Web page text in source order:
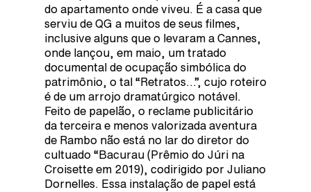
do apartamento onde viveu. É a casa que
serviu de QG a muitos de seus filmes,
inclusive alguns que o levaram a Cannes,
onde lançou, em maio, um tratado
documental de ocupação simbólica do
patrimônio, o tal “Retratos…”, cujo roteiro
é de um arrojo dramatúrgico notável.
Feito de papelão, o reclame publicitário
da terceira e menos valorizada aventura
de Rambo não está no lar do diretor do
cultuado “Bacurau (Prêmio do Júri na
Croisette em 2019), codirigido por Juliano
Dornelles. Essa instalação de papel está